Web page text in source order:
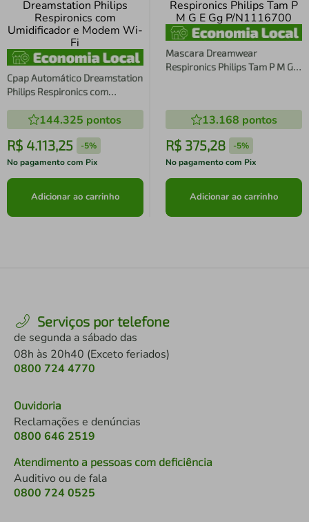
Cpap Automático Dreamstation
Philips Respironics com
144.325 pontos
R$ 4.113,25 -5%
No pagamento com Pix
Adicionar ao carrinho
Mascara Dreamwear
Respironics Philips Tam P M G E
13.168 pontos
R$ 375,28 -5%
No pagamento com Pix
Adicionar ao carrinho
Serviços por telefone
de segunda a sábado das
08h às 20h40 (Exceto feriados)
0800 724 4770
Ouvidoria
Reclamações e denúncias
0800 646 2519
Atendimento a pessoas com deficiência
Auditivo ou de fala
0800 724 0525